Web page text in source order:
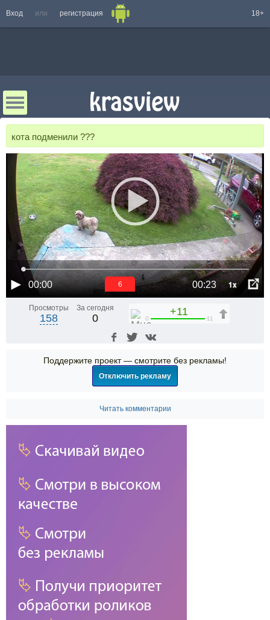
Вход или регистрация 18+
кота подменили ???
00:00 00:23 1x
6
Просмотры
158
За сегодня
0
+11
0 11
Поддержите проект — смотрите без рекламы!
Отключить рекламу
Читать комментарии